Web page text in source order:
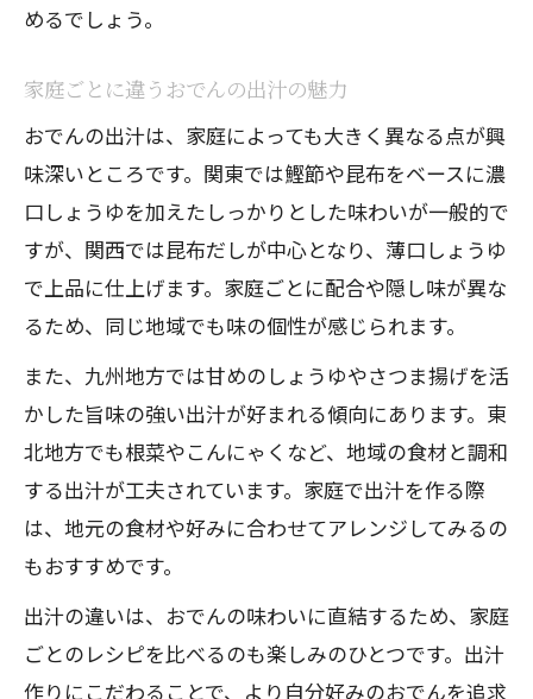
めるでしょう。
家庭ごとに違うおでんの出汁の魅力
おでんの出汁は、家庭によっても大きく異なる点が興
味深いところです。関東では鰹節や昆布をベースに濃
口しょうゆを加えたしっかりとした味わいが一般的で
すが、関西では昆布だしが中心となり、薄口しょうゆ
で上品に仕上げます。家庭ごとに配合や隠し味が異な
るため、同じ地域でも味の個性が感じられます。
また、九州地方では甘めのしょうゆやさつま揚げを活
かした旨味の強い出汁が好まれる傾向にあります。東
北地方でも根菜やこんにゃくなど、地域の食材と調和
する出汁が工夫されています。家庭で出汁を作る際
は、地元の食材や好みに合わせてアレンジしてみるの
もおすすめです。
出汁の違いは、おでんの味わいに直結するため、家庭
ごとのレシピを比べるのも楽しみのひとつです。出汁
作りにこだわることで、より自分好みのおでんを追求